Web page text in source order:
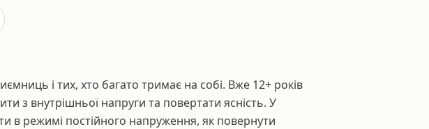
і тих, хто багато тримає на собі. Вже 12+ років
з внутрішньої напруги та повертати ясність. У
в режимі постійного напруження, як повернути